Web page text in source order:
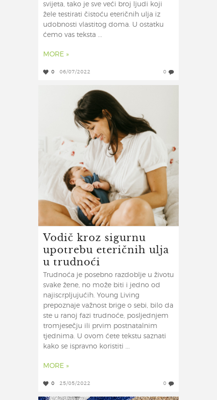
svijeta, tako je sve veći broj ljudi koji
žele testirati čistoću eteričnih ulja iz
udobnosti vlastitog doma. U ostatku
ćemo vas teksta ...
MORE »
0 06/07/2022 0
Vodič kroz sigurnu
upotrebu eteričnih ulja
u trudnoći
Trudnoća je posebno razdoblje u životu
svake žene, no može biti i jedno od
najiscrpljujućih. Young Living
prepoznaje važnost brige o sebi, bilo da
ste u ranoj fazi trudnoće, posljednjem
tromjesečju ili prvim postnatalnim
tjednima. U ovom ćete tekstu saznati
kako se ispravno koristiti ...
MORE »
0 25/05/2022 0